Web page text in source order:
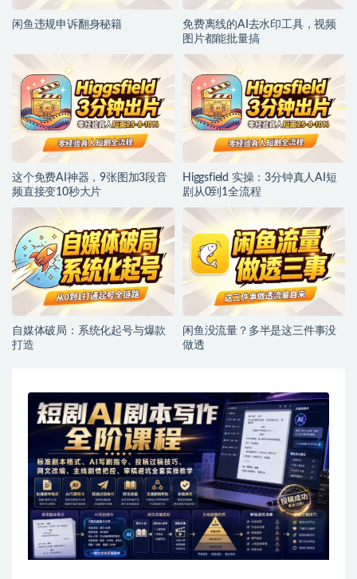
闲鱼违规申诉翻身秘籍
免费离线的AI去水印工具，视频
图片都能批量搞
这个免费AI神器，9张图加3段音
频直接变10秒大片
Higgsfield 实操：3分钟真人AI短
剧从0到1全流程
自媒体破局：系统化起号与爆款
打造
闲鱼没流量？多半是这三件事没
做透